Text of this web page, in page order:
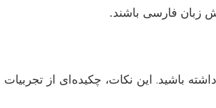
زبان فارسی باشند.
باشید. این نکات، چکیده‌ای از